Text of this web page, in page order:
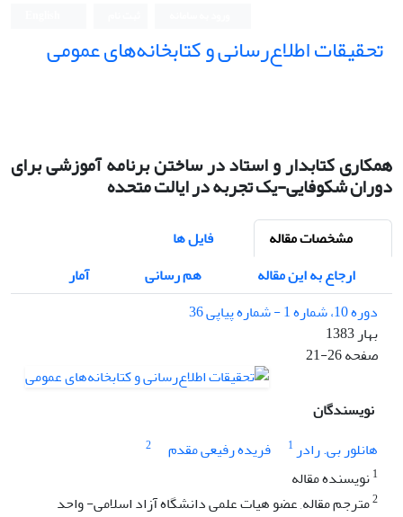
تحقیقات اطلاع‌رسانی و کتابخانه‌های عمومی
همکاری کتابدار و استاد در ساختن برنامه آموزشی برای
دوران شکوفایی-یک تجربه در ایالت متحده
مشخصات مقاله
فایل ها
ارجاع به این مقاله
هم رسانی
آمار
دوره 10، شماره 1 - شماره پیاپی 36
بهار 1383
صفحه21-26
نویسندگان
هانلور بی. رادر1 فریده رفیعی مقدم
2
1نویسنده مقاله
2مترجم مقاله, عضو هیات علمی دانشگاه آزاد اسلامی- واحد